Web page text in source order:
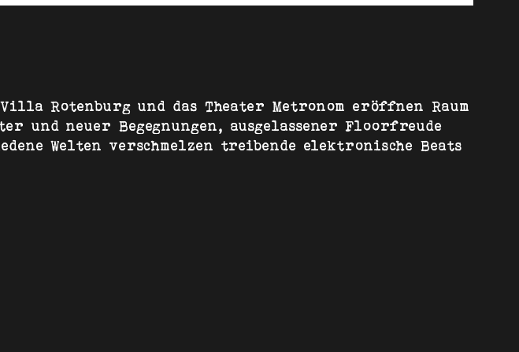
Rotenburg und das Theater Metronom eröffnen Raum
und neuer Begegnungen, ausgelassener Floorfreude
Welten verschmelzen treibende elektronische Beats